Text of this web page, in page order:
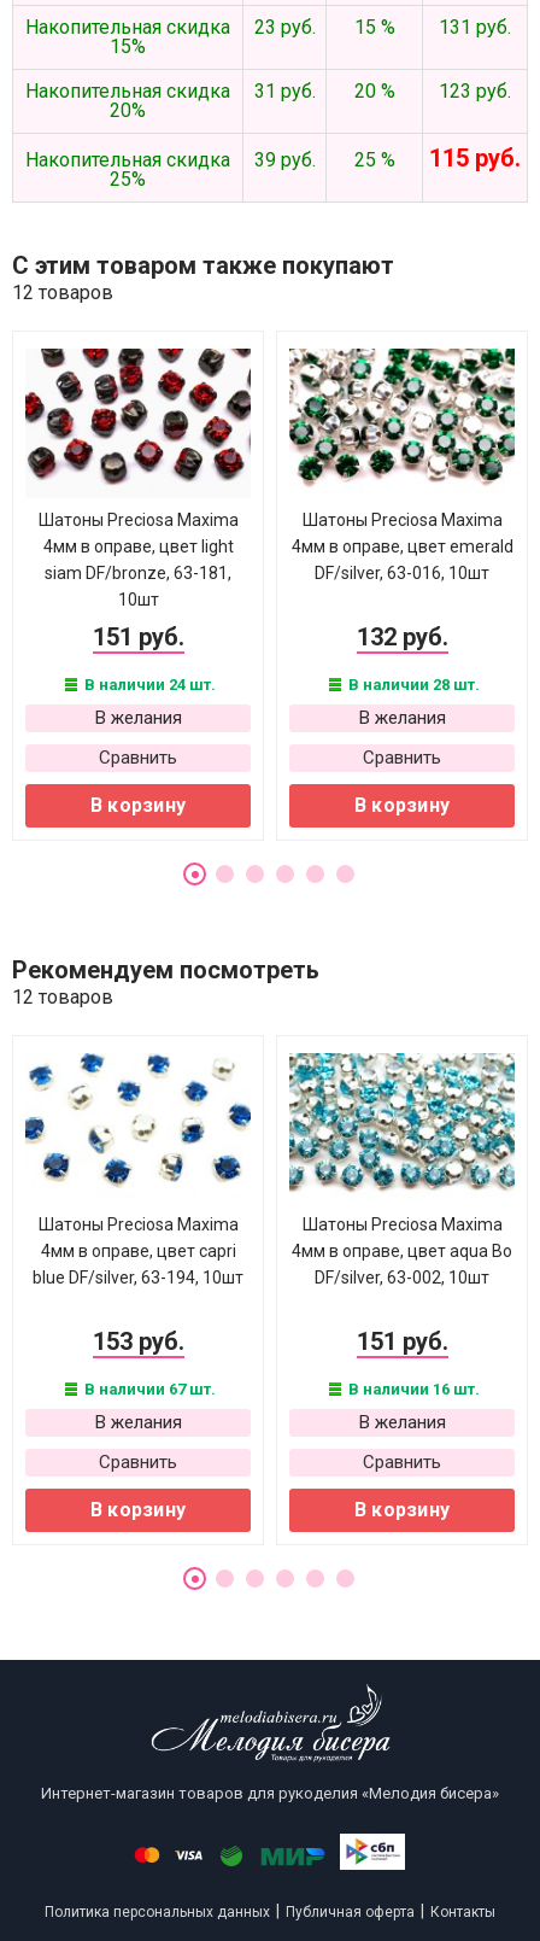
Накопительная скидка
15%
23 руб. 15 % 131 руб.
Накопительная скидка
20%
31 руб. 20 % 123 руб.
Накопительная скидка
25%
39 руб. 25 % 115 руб.
С этим товаром также покупают
12 товаров
Шатоны Preciosa Maxima
4мм в оправе, цвет light
siam DF/bronze, 63-181,
10шт
151 руб.
В наличии 24 шт.
В желания
Сравнить
В корзину
Шатоны Preciosa Maxima
4мм в оправе, цвет emerald
DF/silver, 63-016, 10шт
132 руб.
В наличии 28 шт.
В желания
Сравнить
В корзину
Рекомендуем посмотреть
12 товаров
Шатоны Preciosa Maxima
4мм в оправе, цвет capri
blue DF/silver, 63-194, 10шт
153 руб.
В наличии 67 шт.
В желания
Сравнить
В корзину
Шатоны Preciosa Maxima
4мм в оправе, цвет aqua Bo
DF/silver, 63-002, 10шт
151 руб.
В наличии 16 шт.
В желания
Сравнить
В корзину
Интернет-магазин товаров для рукоделия «Мелодия бисера»
Политика персональных данных Публичная оферта Контакты